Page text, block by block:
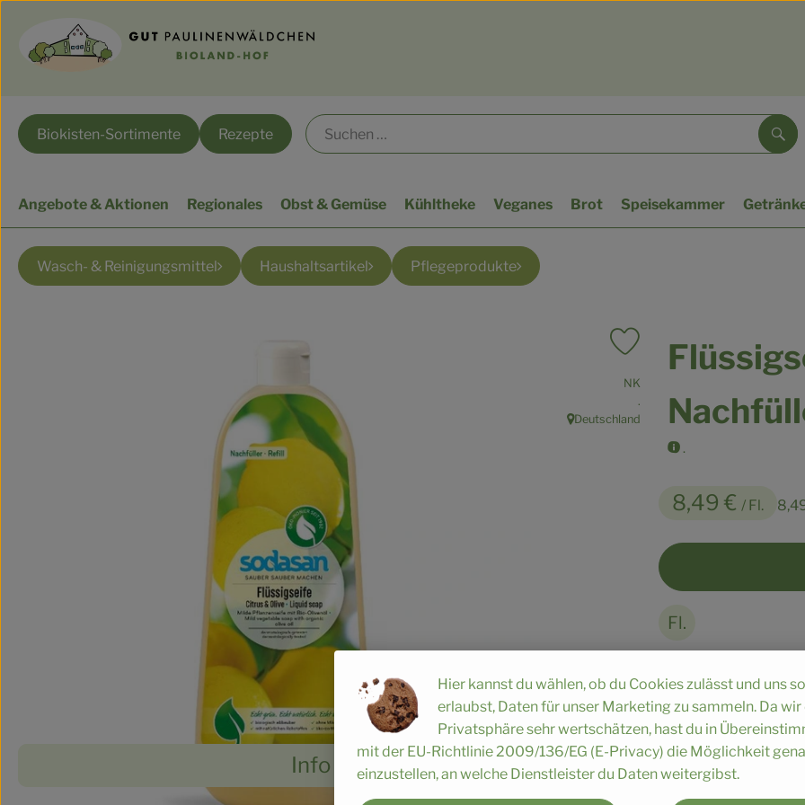
Biokisten-Sortimente Rezepte
Angebote & Aktionen Regionales Obst & Gemüse Kühltheke Veganes Brot Speisekammer
Wasch- & Reinigungsmittel Haushaltsartikel Pflegeprodukte
.
8,49 € / Fl.
Produkt zu Favouriten
, Verband:
NK
, Kontrollstelle:
.
, Herkunft:
Deutschland
Fl.
#21081 8,49 €/ Fl.
Rezepte
Info
Hier kannst du wählen, ob du Cookies zulässt und uns
erlaubst, Daten für unser Marketing zu sammeln. Da wir
Privatsphäre sehr wertschätzen, hast du in
mit der EU-Richtlinie 2009/136/EG (E-Privacy) die Möglichkeit
einzustellen, an welche Dienstleister du Daten weitergibst.